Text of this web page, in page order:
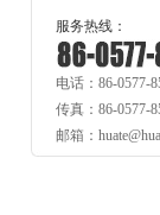
服务热线：
电话：86-0577-
传真：86-0577-
邮箱：